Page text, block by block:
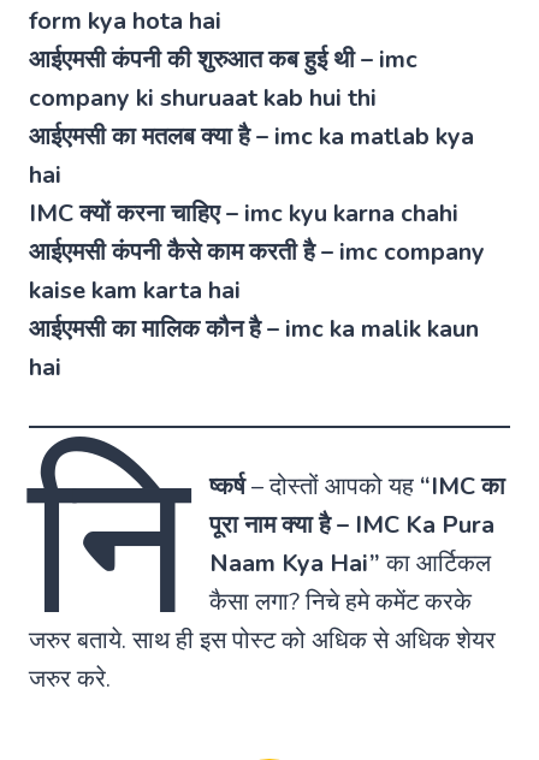
form kya hota hai
आईएमसी कंपनी की शुरुआत कब हुई थी – imc
company ki shuruaat kab hui thi
आईएमसी का मतलब क्या है – imc ka matlab kya
hai
IMC क्यों करना चाहिए – imc kyu karna chahi
आईएमसी कंपनी कैसे काम करती है – imc company
kaise kam karta hai
आईएमसी का मालिक कौन है – imc ka malik kaun
hai
नि ष्कर्ष–दोस्तों आपको यह“IMC का
पूरा नाम क्या है – IMC Ka Pura
Naam Kya Hai”का आर्टिकल
कैसा लगा? निचे हमे कमेंट करके
जरुर बताये. साथ ही इस पोस्ट को अधिक से अधिक शेयर
जरुर करे.